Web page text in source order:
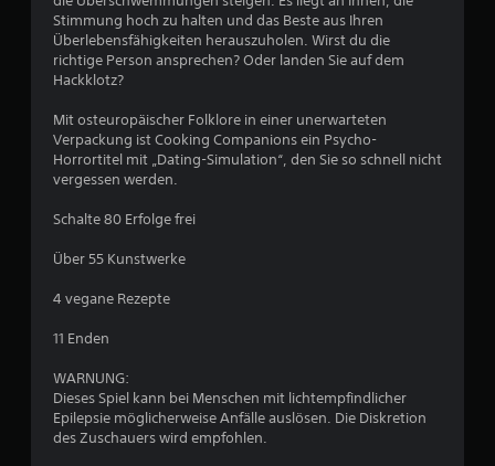
e
n
g
Stimmung hoch zu halten und das Beste aus Ihren
Überlebensfähigkeiten herauszuholen. Wirst du die
richtige Person ansprechen? Oder landen Sie auf dem
Hackklotz?
Mit osteuropäischer Folklore in einer unerwarteten
Verpackung ist Cooking Companions ein Psycho-
Horrortitel mit „Dating-Simulation“, den Sie so schnell nicht
vergessen werden.
Schalte 80 Erfolge frei
Über 55 Kunstwerke
4 vegane Rezepte
11 Enden
WARNUNG:
Dieses Spiel kann bei Menschen mit lichtempfindlicher
Epilepsie möglicherweise Anfälle auslösen. Die Diskretion
des Zuschauers wird empfohlen.